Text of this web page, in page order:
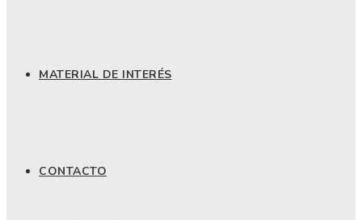
MATERIAL DE INTERÉS
CONTACTO